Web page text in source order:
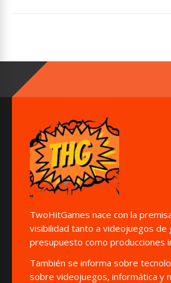
TwoHitGames nace con la
visibilidad tanto a videojuegos de
presupuesto como producciones
También se informa sobre
sobre videojuegos, informática y